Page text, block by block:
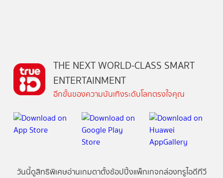
THE NEXT WORLD-CLASS SMART
ENTERTAINMENT
อีกขั้นของความบันเทิงระดับโลกตรงใจคุณ
วันนี้ดูสิทธิพิเศษอ่านเกมตาตั้งช้อปปิ้งแพ็กเกจกล่องทรูไอดีทีวี